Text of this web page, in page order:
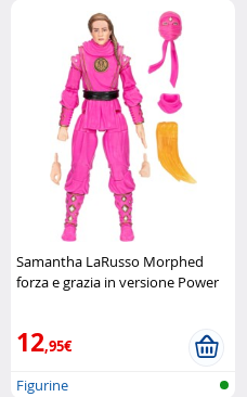
Samantha LaRusso Morphed
forza e grazia in versione Power
12,95€
Figurine